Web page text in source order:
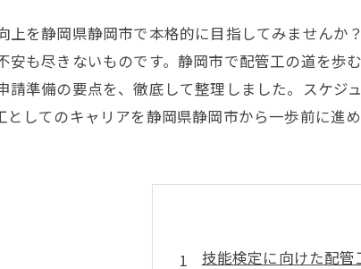
上を静岡県静岡市で本格的に目指してみません
安も尽きないものです。静岡市で配管工の道を
請準備の要点を、徹底して整理しました。スケ
としてのキャリアを静岡県静岡市から一歩前に進
技能検定に向けた配